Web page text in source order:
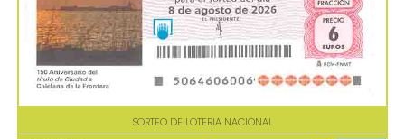
SORTEO DE LOTERIA NACIONAL